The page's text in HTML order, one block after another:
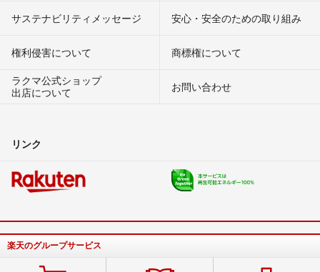
サステナビリティメッセージ 安心・安全のための取り組み
権利侵害について
商標権について
ラクマ公式ショップ
出店について
お問い合わせ
リンク
楽天のグループサービス